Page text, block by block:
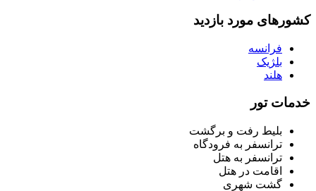
کشورهای مورد بازدید
فرانسه
بلژیک
هلند
خدمات تور
بلیط رفت و برگشت
ترانسفر به فرودگاه
ترانسفر به هتل
اقامت در هتل
گشت شهری